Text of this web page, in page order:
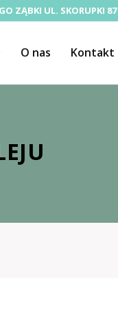
ZĄBKI UL. SKORUPKI 87
O nas Kontakt